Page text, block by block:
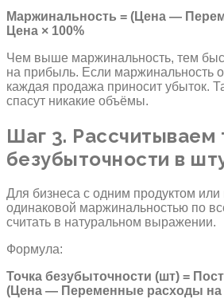
Маржинальность = (Цена —
Цена × 100%
Чем выше маржинальность, тем
на прибыль. Если маржинальность
каждая продажа приносит убыток.
спасут никакие объёмы.
Шаг 3. Рассчитываем
безубыточности в
Для бизнеса с одним продуктом
одинаковой маржинальностью по
считать в натуральном выражении.
Формула:
Точка безубыточности (шт) =
(Цена — Переменные расходы на